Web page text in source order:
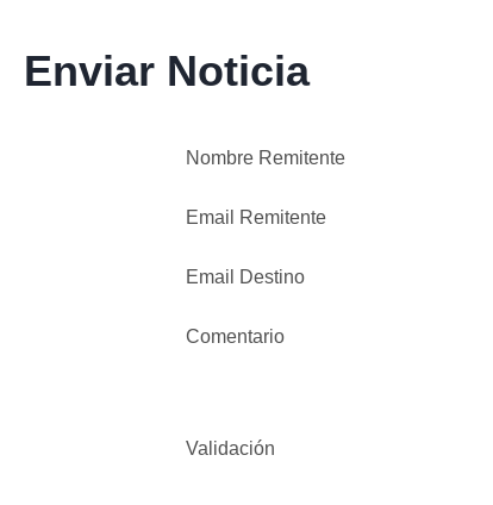
Enviar Noticia
Nombre Remitente
Email Remitente
Email Destino
Comentario
Validación